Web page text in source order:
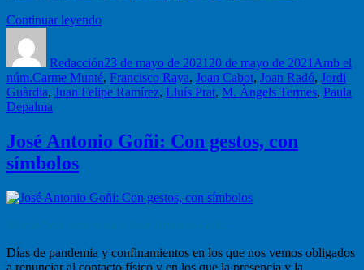
Continuar leyendo“Hagamos
Redacción23 de mayo de 2021 20 de mayo de 2021 Amb el
núm.Etiquetas
Carme Munté, Francisco Raya, Joan Cabot, Joan Radó, Jordi
Guàrdia, Juan Felipe Ramírez, Lluís Prat, M. Àngels Termes, Paula
Depalma
José Antonio Goñi: Con gestos, con
símbolos
Días de pandemia y confinamientos en los que nos vemos obligados
a renunciar al contacto físico y en los que la presencia y la